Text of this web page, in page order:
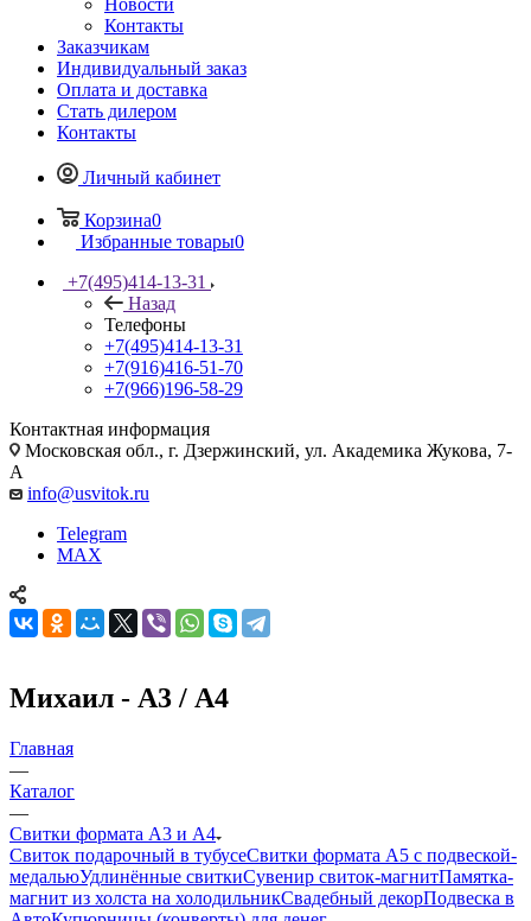
Новости
Контакты
Заказчикам
Индивидуальный заказ
Оплата и доставка
Стать дилером
Контакты
Личный кабинет
Корзина0
Избранные товары0
+7(495)414-13-31
Назад
Телефоны
+7(495)414-13-31
+7(916)416-51-70
+7(966)196-58-29
Контактная информация
Московская обл., г. Дзержинский, ул. Академика Жукова, 7-
А
info@usvitok.ru
Telegram
MAX
Михаил - А3 / А4
Главная
—
Каталог
—
Свитки формата А3 и А4
Свиток подарочный в тубусеСвитки формата А5 с подвеской-
медальюУдлинённые свиткиСувенир свиток-магнитПамятка-
магнит из холста на холодильникСвадебный декорПодвеска в